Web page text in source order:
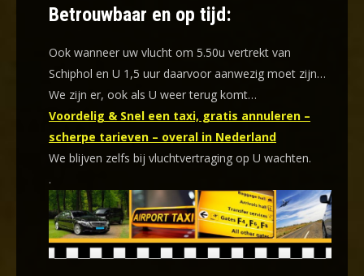
Betrouwbaar en op tijd:
Ook wanneer uw vlucht om 5.50u vertrekt van
Schiphol en U 1,5 uur daarvoor aanwezig moet zijn…
We zijn er, ook als U weer terug komt…
Voordelig & Snel een taxi, gratis annuleren –
scherpe tarieven – overal in Nederland
We blijven zelfs bij vluchtvertraging op U wachten.
.